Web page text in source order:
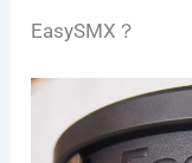
EasySMX？